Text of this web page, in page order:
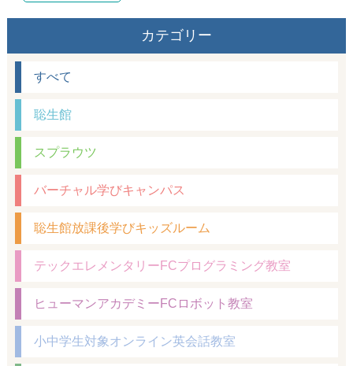
カテゴリー
すべて
聡生館
スプラウツ
バーチャル学びキャンパス
聡生館放課後学びキッズルーム
テックエレメンタリーFCプログラミング教室
ヒューマンアカデミーFCロボット教室
小中学生対象オンライン英会話教室